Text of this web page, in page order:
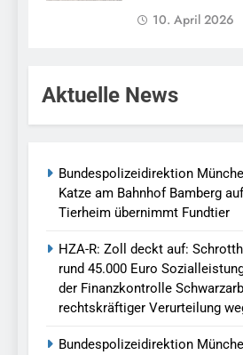
10. April 2026
Aktuelle News
Bundespolizeidirektion
Katze am Bahnhof Bamberg
Tierheim übernimmt Fundtier
HZA-R: Zoll deckt auf:
rund 45.000 Euro
der Finanzkontrolle
rechtskräftiger Verurteilung
Bundespolizeidirektion